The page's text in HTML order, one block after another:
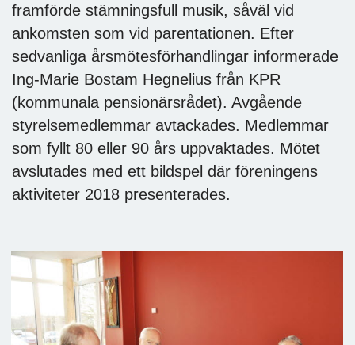
framförde stämningsfull musik, såväl vid
ankomsten som vid parentationen. Efter
sedvanliga årsmötesförhandlingar informerade
Ing-Marie Bostam Hegnelius från KPR
(kommunala pensionärsrådet). Avgående
styrelsemedlemmar avtackades. Medlemmar
som fyllt 80 eller 90 års uppvaktades. Mötet
avslutades med ett bildspel där föreningens
aktiviteter 2018 presenterades.